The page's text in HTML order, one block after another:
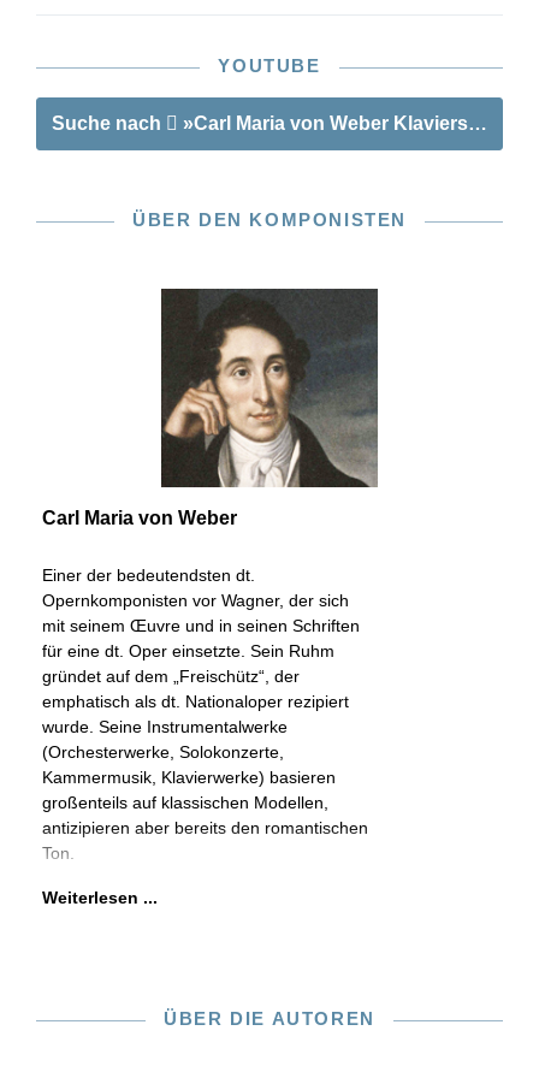
YOUTUBE
Suche nach »Carl Maria von Weber Klaviersonate
ÜBER DEN KOMPONISTEN
Carl Maria von Weber
Einer der bedeutendsten dt.
Opernkomponisten vor Wagner, der sich
mit seinem Œuvre und in seinen Schriften
für eine dt. Oper einsetzte. Sein Ruhm
gründet auf dem „Freischütz“, der
emphatisch als dt. Nationaloper rezipiert
wurde. Seine Instrumentalwerke
(Orchesterwerke, Solokonzerte,
Kammermusik, Klavierwerke) basieren
großenteils auf klassischen Modellen,
antizipieren aber bereits den romantischen
Ton.
Weiterlesen ...
ÜBER DIE AUTOREN